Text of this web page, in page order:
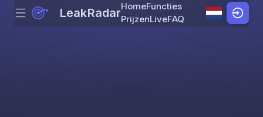
Skip to content
Menu LeakRadarHomeFuncties
PrijzenLiveFAQ